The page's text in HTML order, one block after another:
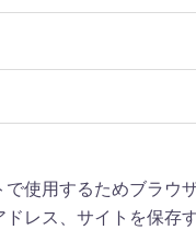
で使用するためブラウ
レス、サイトを保存す